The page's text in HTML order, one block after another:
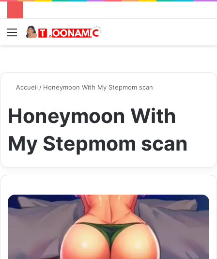
Menu
Accueil / Honeymoon With My Stepmom scan
Honeymoon With
My Stepmom scan